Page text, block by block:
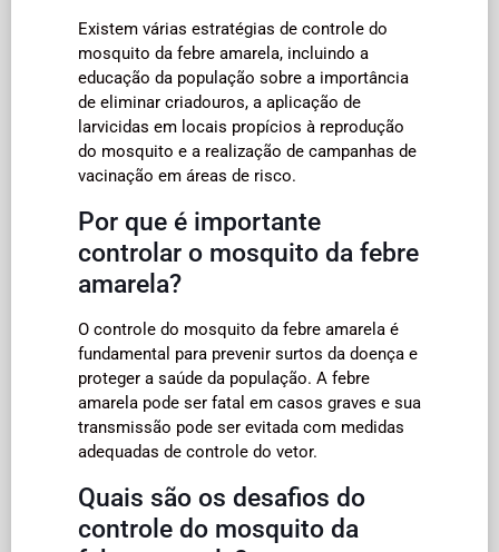
Existem várias estratégias de controle do
mosquito da febre amarela, incluindo a
educação da população sobre a importância
de eliminar criadouros, a aplicação de
larvicidas em locais propícios à reprodução
do mosquito e a realização de campanhas de
vacinação em áreas de risco.
Por que é importante
controlar o mosquito da febre
amarela?
O controle do mosquito da febre amarela é
fundamental para prevenir surtos da doença e
proteger a saúde da população. A febre
amarela pode ser fatal em casos graves e sua
transmissão pode ser evitada com medidas
adequadas de controle do vetor.
Quais são os desafios do
controle do mosquito da